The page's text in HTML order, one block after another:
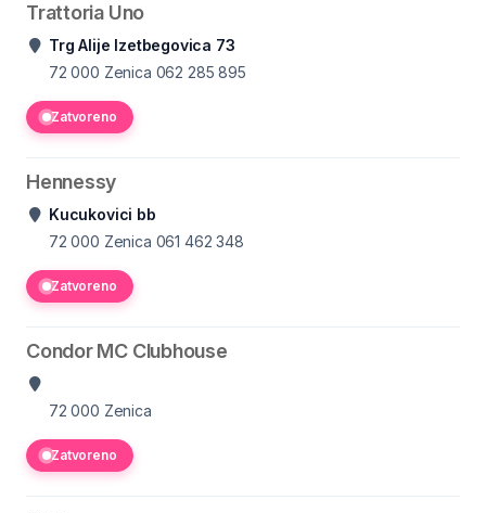
Trattoria Uno
Trg Alije Izetbegovica 73
72 000 Zenica 062 285 895
Zatvoreno
Hennessy
Kucukovici bb
72 000 Zenica 061 462 348
Zatvoreno
Condor MC Clubhouse
72 000 Zenica
Zatvoreno